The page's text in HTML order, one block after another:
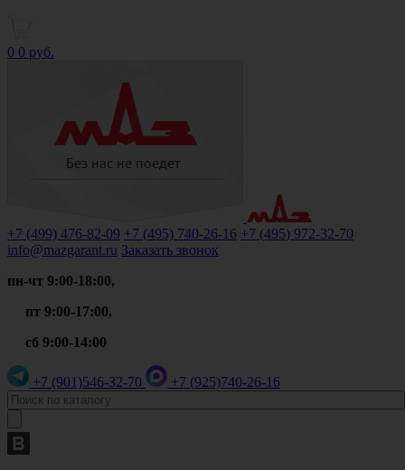
0 0 руб.
+7 (499) 476-82-09 +7 (495) 740-26-16 +7 (495) 972-32-70
info@mazgarant.ru Заказать звонок
пн-чт 9:00-18:00,
пт 9:00-17:00,
сб 9:00-14:00
+7 (901)546-32-70 +7 (925)740-26-16